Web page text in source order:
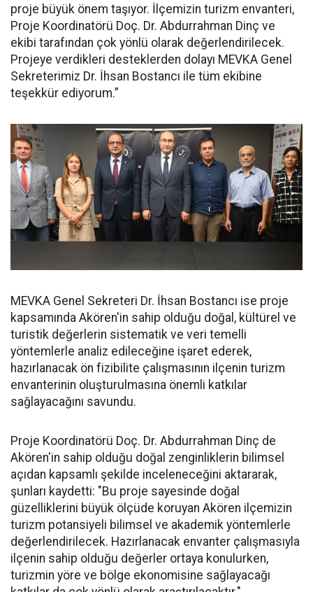
proje büyük önem taşıyor. İlçemizin turizm envanteri,
Proje Koordinatörü Doç. Dr. Abdurrahman Dinç ve
ekibi tarafından çok yönlü olarak değerlendirilecek.
Projeye verdikleri desteklerden dolayı MEVKA Genel
Sekreterimiz Dr. İhsan Bostancı ile tüm ekibine
teşekkür ediyorum.”
MEVKA Genel Sekreteri Dr. İhsan Bostancı ise proje
kapsamında Akören'in sahip olduğu doğal, kültürel ve
turistik değerlerin sistematik ve veri temelli
yöntemlerle analiz edileceğine işaret ederek,
hazırlanacak ön fizibilite çalışmasının ilçenin turizm
envanterinin oluşturulmasına önemli katkılar
sağlayacağını savundu.
Proje Koordinatörü Doç. Dr. Abdurrahman Dinç de
Akören'in sahip olduğu doğal zenginliklerin bilimsel
açıdan kapsamlı şekilde inceleneceğini aktararak,
şunları kaydetti: "Bu proje sayesinde doğal
güzelliklerini büyük ölçüde koruyan Akören ilçemizin
turizm potansiyeli bilimsel ve akademik yöntemlerle
değerlendirilecek. Hazırlanacak envanter çalışmasıyla
ilçenin sahip olduğu değerler ortaya konulurken,
turizmin yöre ve bölge ekonomisine sağlayacağı